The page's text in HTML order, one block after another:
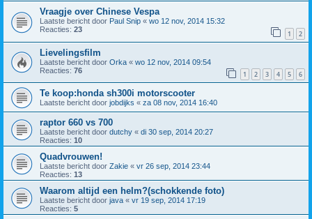
Vraagje over Chinese Vespa
Laatste bericht door Paul Snip « wo 12 nov, 2014 15:32
Reacties: 23 1 2
Lievelingsfilm
Laatste bericht door Orka « wo 12 nov, 2014 09:54
Reacties: 76 1 2 3 4 5 6
Te koop:honda sh300i motorscooter
Laatste bericht door jobdijks « za 08 nov, 2014 16:40
raptor 660 vs 700
Laatste bericht door dutchy « di 30 sep, 2014 20:27
Reacties: 10
Quadvrouwen!
Laatste bericht door Zakie « vr 26 sep, 2014 23:44
Reacties: 13
Waarom altijd een helm?(schokkende foto)
Laatste bericht door java « vr 19 sep, 2014 17:19
Reacties: 5